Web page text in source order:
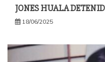
JONES HUALA
18/06/2025